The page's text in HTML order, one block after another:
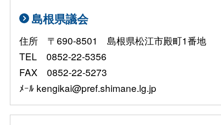
島根県議会
住所 〒690-8501 島根県松江市殿町1番地
TEL 0852-22-5356
FAX 0852-22-5273
ﾒｰﾙ kengikai@pref.shimane.lg.jp